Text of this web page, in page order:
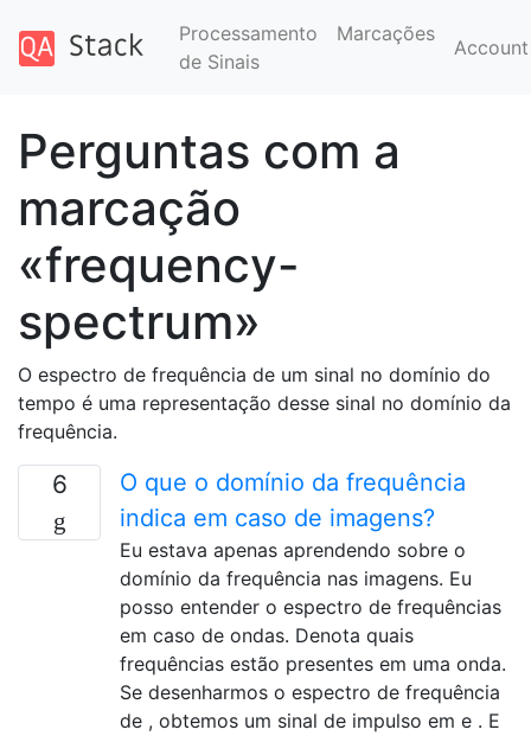
Processamento
de Sinais
Marcações
Perguntas com a
marcação
«frequency-
spectrum»
O espectro de frequência de um sinal no domínio do
tempo é uma representação desse sinal no domínio da
frequência.
6
O que o domínio da frequência
indica em caso de imagens?
Eu estava apenas aprendendo sobre o
domínio da frequência nas imagens. Eu
posso entender o espectro de frequências
em caso de ondas. Denota quais
frequências estão presentes em uma onda.
Se desenharmos o espectro de frequência
de , obtemos um sinal de impulso em e . E